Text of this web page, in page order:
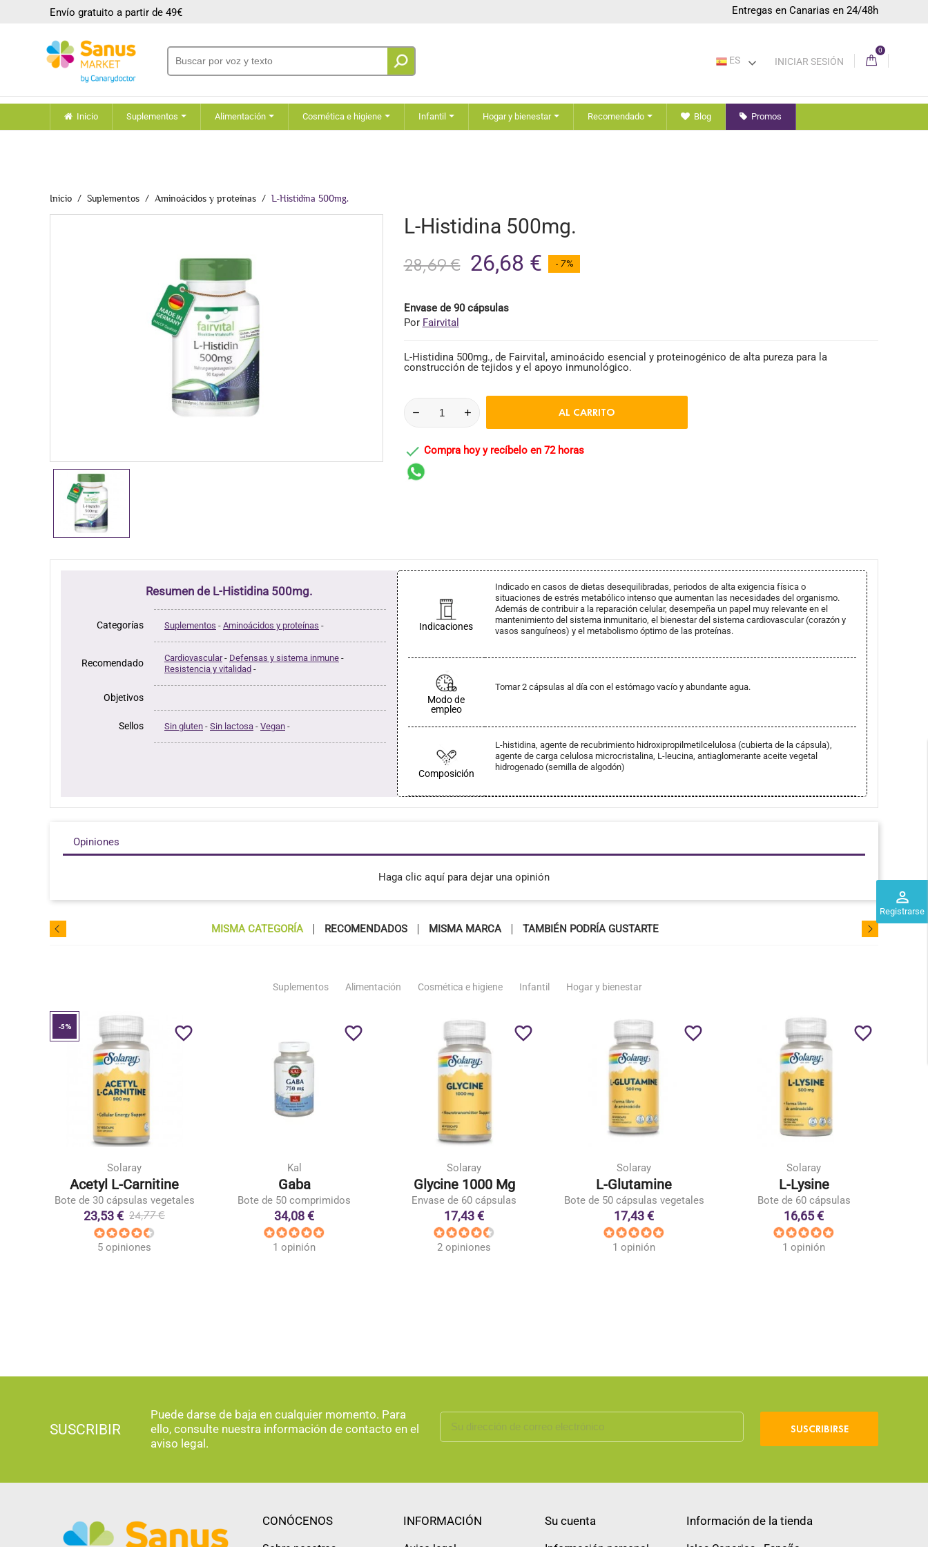
Envío gratuito a partir de 49€ Entregas en Canarias en 24/48h
ES INICIAR SESIÓN
0
perm_identity
Registrarse
Inicio Suplementos Alimentación Cosmética e higiene Infantil Hogar y bienestar Recomendado Blog Promos
Inicio Suplementos Aminoácidos y proteínas L-Histidina 500mg.
L-Histidina 500mg.
28,69 € 26,68 € - 7%
Envase de 90 cápsulas
Por Fairvital
L-Histidina 500mg., de Fairvital, aminoácido esencial y proteinogénico de alta pureza para la
construcción de tejidos y el apoyo inmunológico.
AL CARRITO
 Compra hoy y recíbelo en 72 horas
Resumen de L-Histidina 500mg.
Categorías Suplementos - Aminoácidos y proteínas -
Recomendado Cardiovascular- Defensas y sistema inmune -
Resistencia y vitalidad -
Objetivos
Sellos Sin gluten - Sin lactosa - Vegan -
Indicaciones
Indicado en casos de dietas desequilibradas, periodos de alta exigencia física o
situaciones de estrés metabólico intenso que aumentan las necesidades del organismo.
Además de contribuir a la reparación celular, desempeña un papel muy relevante en el
mantenimiento del sistema inmunitario, el bienestar del sistema cardiovascular (corazón y
vasos sanguíneos) y el metabolismo óptimo de las proteínas.
Modo de
empleo
Tomar 2 cápsulas al día con el estómago vacío y abundante agua.
Composición
L-histidina, agente de recubrimiento hidroxipropilmetilcelulosa (cubierta de la cápsula),
agente de carga celulosa microcristalina, L-leucina, antiaglomerante aceite vegetal
hidrogenado (semilla de algodón)
Opiniones
Haga clic aquí para dejar una opinión
MISMA CATEGORÍA RECOMENDADOS MISMA MARCA TAMBIÉN PODRÍA GUSTARTE
Suplementos Alimentación Cosmética e higiene Infantil Hogar y bienestar
-5%
Solaray
Acetyl L-Carnitine
Bote de 30 cápsulas vegetales
23,53 € 24,77 €
5 opiniones
favorite_border
Kal
Gaba
Bote de 50 comprimidos
34,08 €
1 opinión
favorite_border
Solaray
Glycine 1000 Mg
Envase de 60 cápsulas
17,43 €
2 opiniones
favorite_border
Solaray
L-Glutamine
Bote de 50 cápsulas vegetales
17,43 €
1 opinión
favorite_border
Solaray
L-Lysine
Bote de 60 cápsulas
16,65 €
1 opinión
favorite_border
SUSCRIBIR
Puede darse de baja en cualquier momento. Para
ello, consulte nuestra información de contacto en el
aviso legal.
SUSCRIBIRSE
CONÓCENOS INFORMACIÓN Su cuenta Información de la tienda